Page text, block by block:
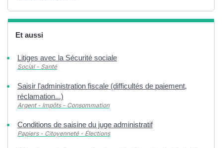
Et aussi
Litiges avec la Sécurité sociale
Social - Santé
Saisir l'administration fiscale (difficultés de paiement,
réclamation...)
Argent - Impôts - Consommation
Conditions de saisine du juge administratif
Papiers - Citoyenneté - Élections